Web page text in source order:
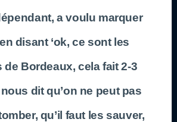
a voulu marquer
disant ‘ok, ce sont les
de Bordeaux, cela fait 2-3
dit qu’on ne peut pas
qu’il faut les sauver,